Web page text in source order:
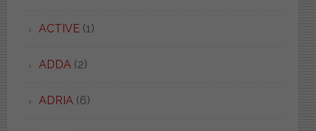
ACTIVE(1)
ADDA(2)
ADRIA(6)